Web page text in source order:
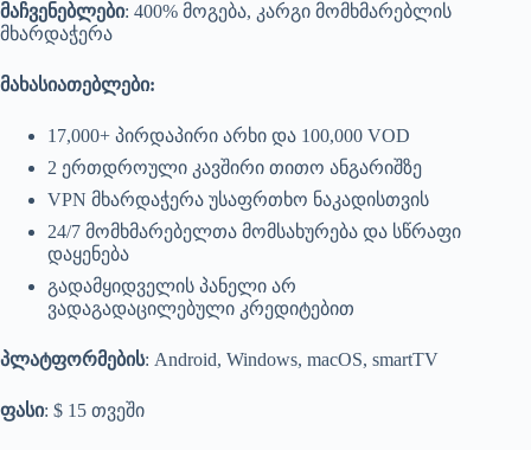
მაჩვენებლები: 400% მოგება, კარგი მომხმარებლის
მხარდაჭერა
მახასიათებლები:
17,000+ პირდაპირი არხი და 100,000 VOD
2 ერთდროული კავშირი თითო ანგარიშზე
VPN მხარდაჭერა უსაფრთხო ნაკადისთვის
24/7 მომხმარებელთა მომსახურება და სწრაფი
დაყენება
გადამყიდველის პანელი არ
ვადაგადაცილებული კრედიტებით
პლატფორმების: Android, Windows, macOS, smartTV
ფასი: $ 15 თვეში